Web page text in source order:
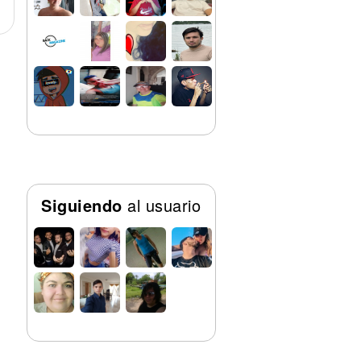
Siguiendo al usuario